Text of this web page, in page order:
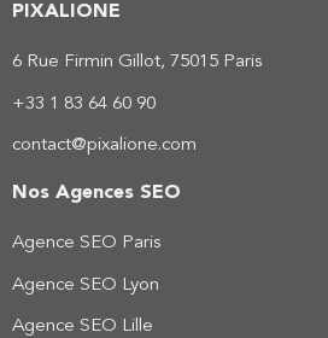
PIXALIONE
6 Rue Firmin Gillot, 75015 Paris
+33 1 83 64 60 90
contact@pixalione.com
Nos Agences SEO
Agence SEO Paris
Agence SEO Lyon
Agence SEO Lille